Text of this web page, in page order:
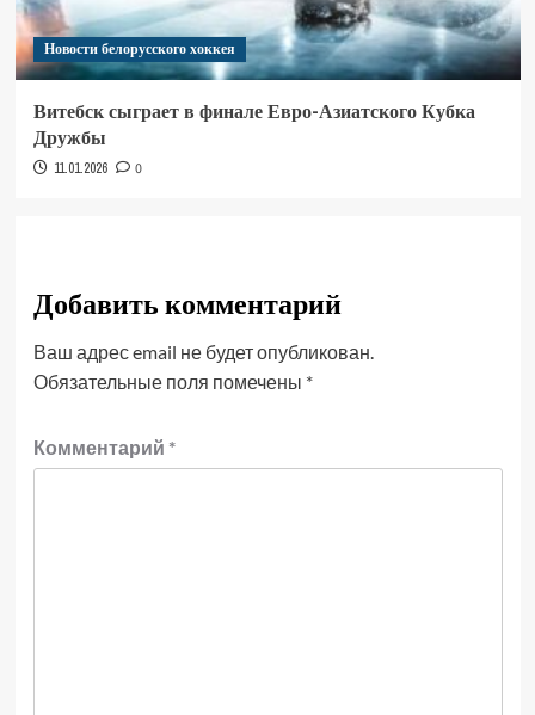
Новости белорусского хоккея
Витебск сыграет в финале Евро-Азиатского Кубка
Дружбы
11.01.2026 0
Добавить комментарий
Ваш адрес email не будет опубликован.
Обязательные поля помечены *
Комментарий *